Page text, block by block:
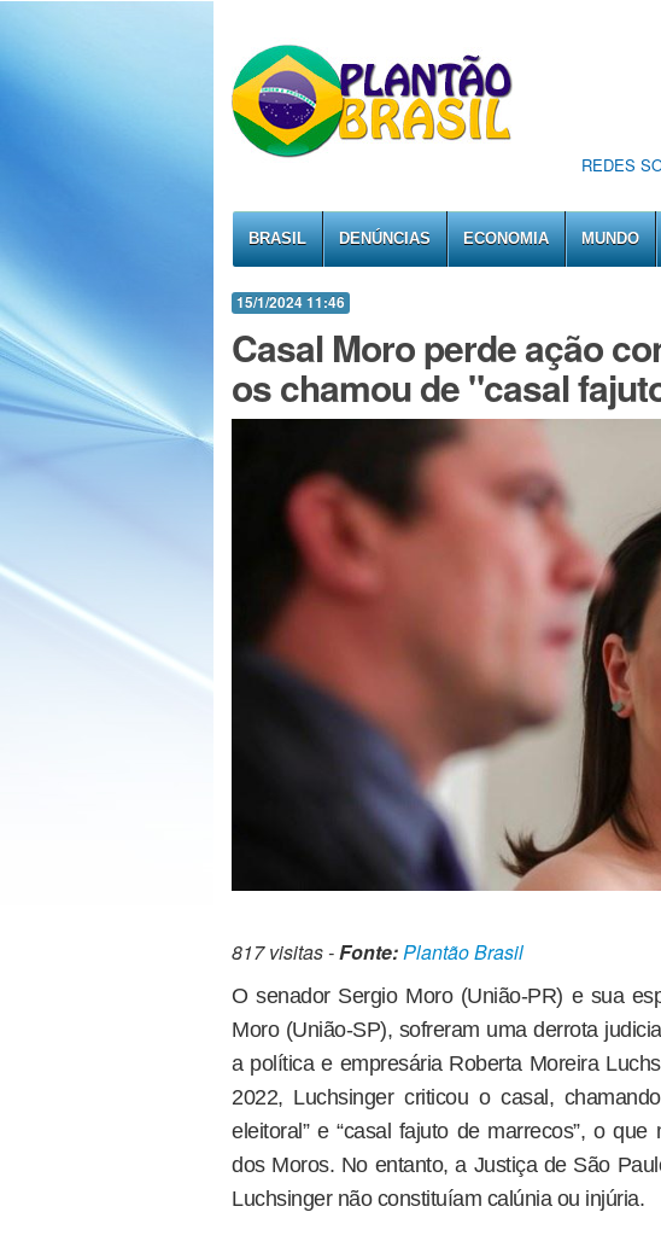
REDES
BRASIL DENÚNCIAS ECONOMIA MUNDO
15/1/2024 11:46
Casal Moro perde ação
os chamou de "casal
817 visitas -Fonte:Plantão Brasil
O senador Sergio Moro (União-PR) e sua
Moro (União-SP), sofreram uma derrota
a política e empresária Roberta Moreira
2022, Luchsinger criticou o casal,
eleitoral” e “casal fajuto de marrecos”, o
dos Moros. No entanto, a Justiça de São
Luchsinger não constituíam calúnia ou injúria.